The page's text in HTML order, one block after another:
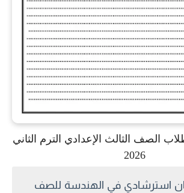
الصف الثالث الإعدادي الترم الثاني
2026
استرشادي في الهندسة للصف